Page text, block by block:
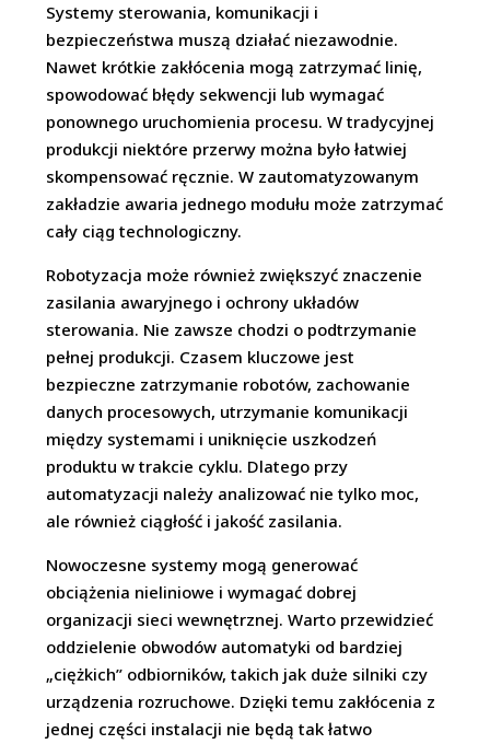
Systemy sterowania, komunikacji i
bezpieczeństwa muszą działać niezawodnie.
Nawet krótkie zakłócenia mogą zatrzymać linię,
spowodować błędy sekwencji lub wymagać
ponownego uruchomienia procesu. W tradycyjnej
produkcji niektóre przerwy można było łatwiej
skompensować ręcznie. W zautomatyzowanym
zakładzie awaria jednego modułu może zatrzymać
cały ciąg technologiczny.
Robotyzacja może również zwiększyć znaczenie
zasilania awaryjnego i ochrony układów
sterowania. Nie zawsze chodzi o podtrzymanie
pełnej produkcji. Czasem kluczowe jest
bezpieczne zatrzymanie robotów, zachowanie
danych procesowych, utrzymanie komunikacji
między systemami i uniknięcie uszkodzeń
produktu w trakcie cyklu. Dlatego przy
automatyzacji należy analizować nie tylko moc,
ale również ciągłość i jakość zasilania.
Nowoczesne systemy mogą generować
obciążenia nieliniowe i wymagać dobrej
organizacji sieci wewnętrznej. Warto przewidzieć
oddzielenie obwodów automatyki od bardziej
„ciężkich” odbiorników, takich jak duże silniki czy
urządzenia rozruchowe. Dzięki temu zakłócenia z
jednej części instalacji nie będą tak łatwo